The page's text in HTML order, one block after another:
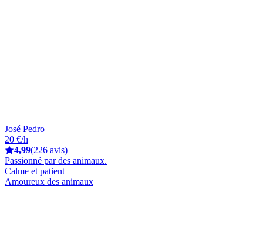
José Pedro
20 €/h
4,99(226 avis)
Passionné par des animaux.
Calme et patient
Amoureux des animaux